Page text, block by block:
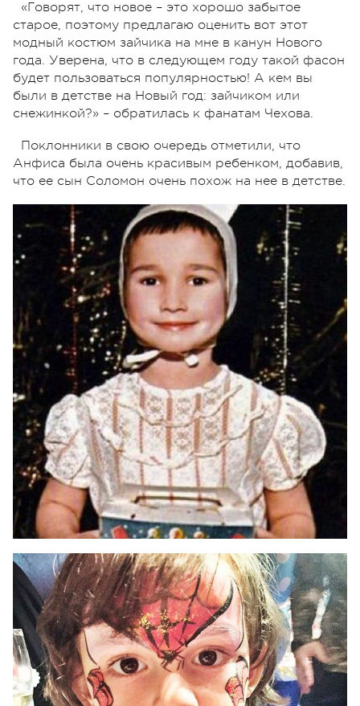
«Говорят, что новое – это хорошо забытое
старое, поэтому предлагаю оценить вот этот
модный костюм зайчика на мне в канун Нового
года. Уверена, что в следующем году такой фасон
будет пользоваться популярностью! А кем вы
были в детстве на Новый год: зайчиком или
снежинкой?» – обратилась к фанатам Чехова.
Поклонники в свою очередь отметили, что
Анфиса была очень красивым ребенком, добавив,
что ее сын Соломон очень похож на нее в детстве.